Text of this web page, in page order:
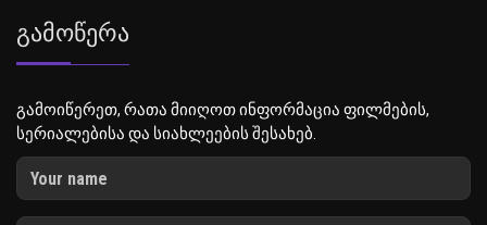
Გამოწერა
გამოიწერეთ, რათა მიიღოთ ინფორმაცია ფილმების,
სერიალებისა და სიახლეების შესახებ.